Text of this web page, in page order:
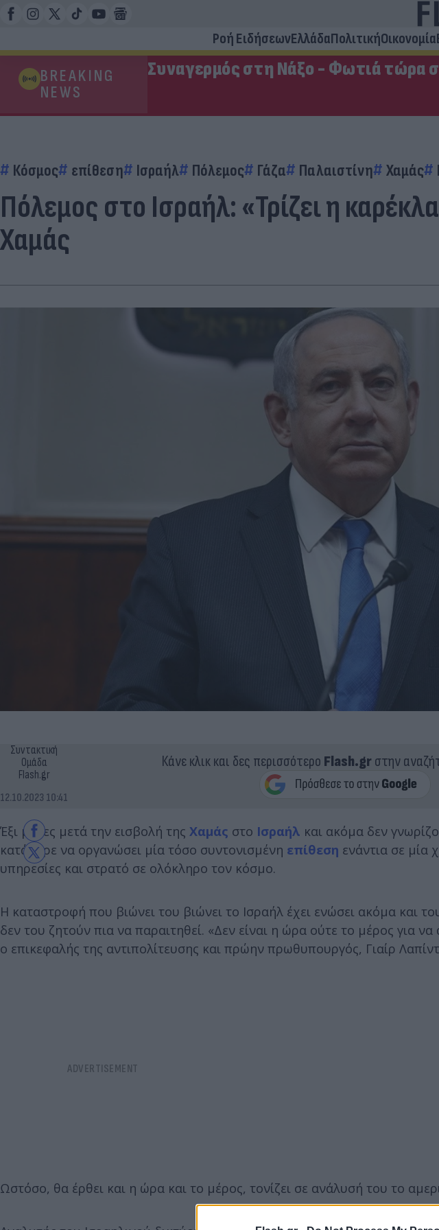
Ροή ΕιδήσεωνΕλλάδαΠολιτικήΟικονομία
BREAKING
NEWS
Συναγερμός στη Νάξο - Φωτιά τώρα
Κόσμος επίθεση Ισραήλ Πόλεμος Γάζα Παλαιστίνη Χαμάς
Πόλεμος στο Ισραήλ: «Τρίζει η
Χαμάς
Συντακτική
Ομάδα
Flash.gr
12.10.2023 10:41
Κάνε κλικ και δες περισσότερο Flash.grστην
Έξι μέρες μετά την εισβολή της Χαμάς στο Ισραήλ και ακόμα δεν
κατάφερε να οργανώσει μία τόσο συντονισμένη επίθεση ενάντια σε μία
υπηρεσίες και στρατό σε ολόκληρο τον κόσμο.
Η καταστροφή που βιώνει του βιώνει το Ισραήλ έχει ενώσει ακόμα και
δεν του ζητούν πια να παραιτηθεί. «Δεν είναι η ώρα ούτε το μέρος για
ο επικεφαλής της αντιπολίτευσης και πρώην πρωθυπουργός, Γιαίρ
Ωστόσο, θα έρθει και η ώρα και το μέρος, τονίζει σε ανάλυσή του το